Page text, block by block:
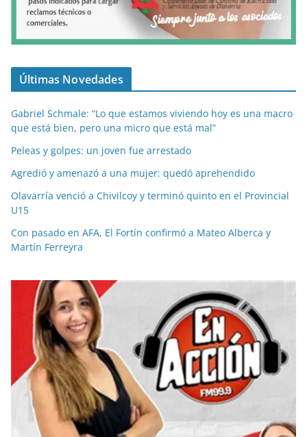
Últimas Novedades
Gabriel Schmale: “Lo que estamos viviendo hoy es una macro
que está bien, pero una micro que está mal”
Peleas y golpes: un joven fue arrestado
Agredió y amenazó a una mujer: quedó aprehendido
Olavarría venció a Chivilcoy y terminó quinto en el Provincial
U15
Con pasado en AFA, El Fortín confirmó a Mateo Alberca y
Martín Ferreyra